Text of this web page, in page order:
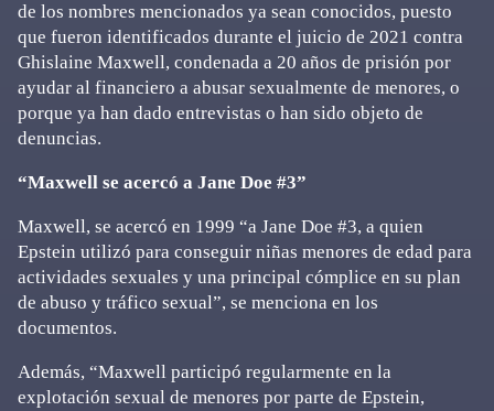
de los nombres mencionados ya sean conocidos, puesto
que fueron identificados durante el juicio de 2021 contra
Ghislaine Maxwell, condenada a 20 años de prisión por
ayudar al financiero a abusar sexualmente de menores, o
porque ya han dado entrevistas o han sido objeto de
denuncias.
“Maxwell se acercó a Jane Doe #3”
Maxwell, se acercó en 1999 “a Jane Doe #3, a quien
Epstein utilizó para conseguir niñas menores de edad para
actividades sexuales y una principal cómplice en su plan
de abuso y tráfico sexual”, se menciona en los
documentos.
Además, “Maxwell participó regularmente en la
explotación sexual de menores por parte de Epstein,